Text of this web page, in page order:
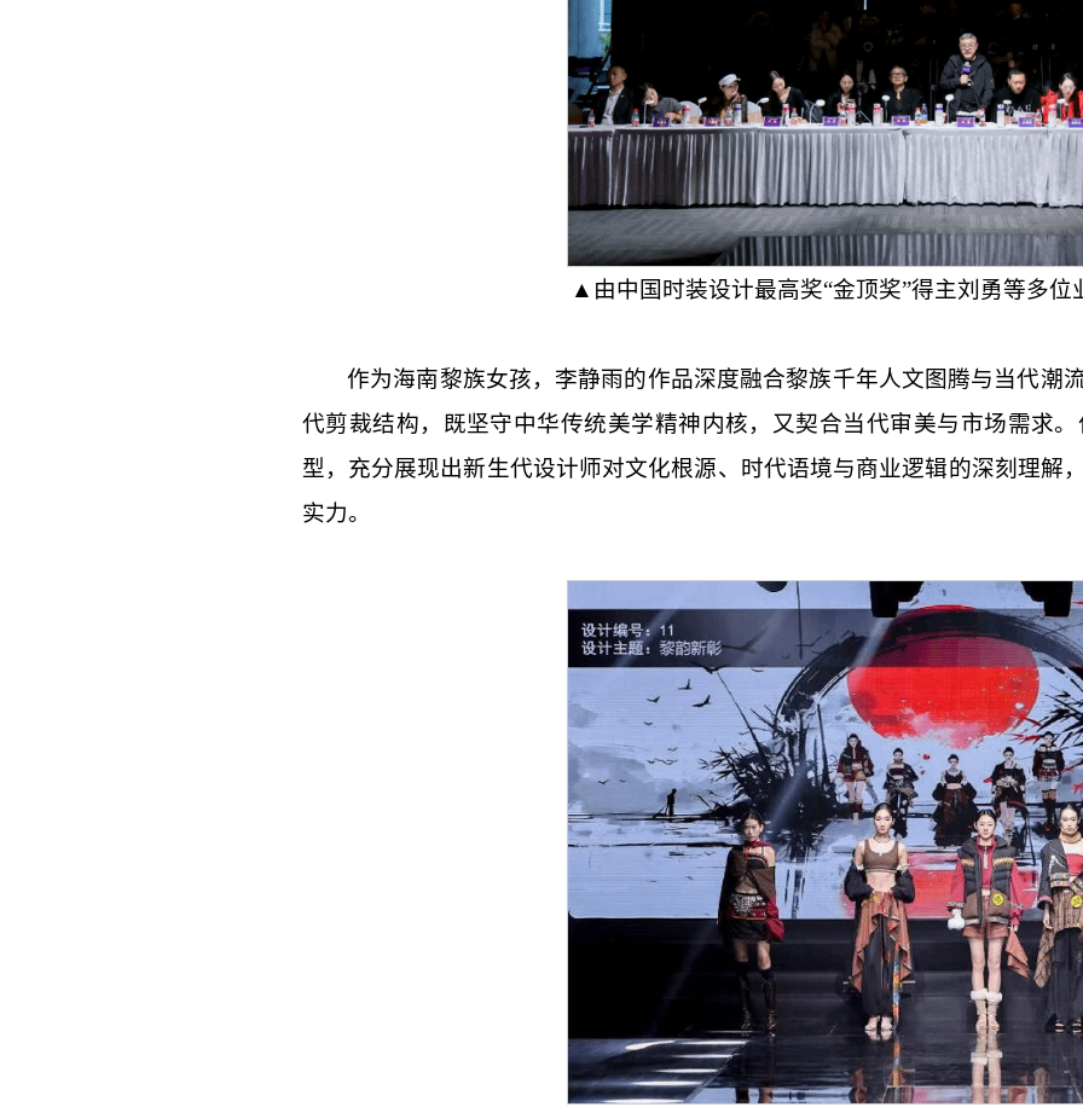
▲由中国时装设计最高奖“金顶奖”得主刘勇等多
作为海南黎族女孩，李静雨的作品深度融合黎族千年人文图腾与当代潮
代剪裁结构，既坚守中华传统美学精神内核，又契合当代审美与市场需求
型，充分展现出新生代设计师对文化根源、时代语境与商业逻辑的深刻理解
实力。